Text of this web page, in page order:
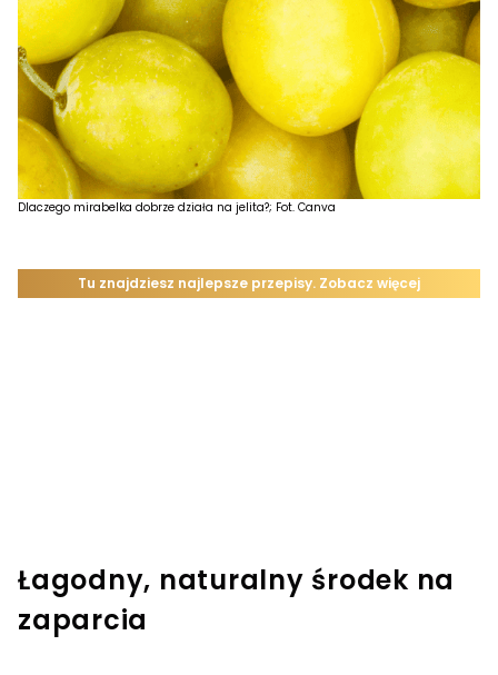
Dlaczego mirabelka dobrze działa na jelita?; Fot. Canva
Łagodny, naturalny środek na
zaparcia